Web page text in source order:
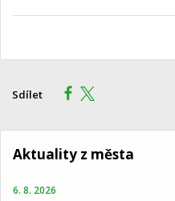
Sdílet
Aktuality z města
6. 8. 2026